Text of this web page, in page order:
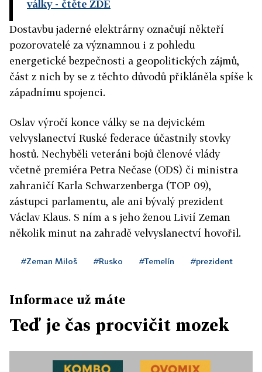
války- čtěte ZDE
Dostavbu jaderné elektrárny označují někteří
pozorovatelé za významnou i z pohledu
energetické bezpečnosti a geopolitických zájmů,
část z nich by se z těchto důvodů přikláněla spíše k
západnímu spojenci.
Oslav výročí konce války se na dejvickém
velvyslanectví Ruské federace účastnily stovky
hostů. Nechyběli veteráni bojů členové vlády
včetně premiéra Petra Nečase (ODS) či ministra
zahraničí Karla Schwarzenberga (TOP 09),
zástupci parlamentu, ale ani bývalý prezident
Václav Klaus. S ním a s jeho ženou Livií Zeman
několik minut na zahradě velvyslanectví hovořil.
#Zeman Miloš #Rusko #Temelín #prezident
Informace už máte
Teď je čas procvičit mozek